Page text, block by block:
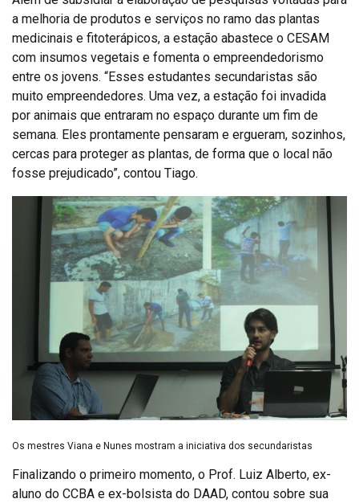
a melhoria de produtos e serviços no ramo das plantas
medicinais e fitoterápicos, a estação abastece o CESAM
com insumos vegetais e fomenta o empreendedorismo
entre os jovens. “Esses estudantes secundaristas são
muito empreendedores. Uma vez, a estação foi invadida
por animais que entraram no espaço durante um fim de
semana. Eles prontamente pensaram e ergueram, sozinhos,
cercas para proteger as plantas, de forma que o local não
fosse prejudicado”, contou Tiago.
Os mestres Viana e Nunes mostram a iniciativa dos secundaristas
Finalizando o primeiro momento, o Prof. Luiz Alberto, ex-
aluno do CCBA e ex-bolsista do DAAD, contou sobre sua